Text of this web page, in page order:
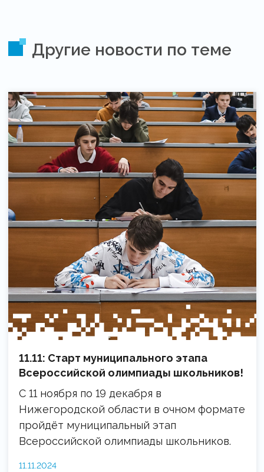
Другие новости по теме
11.11: Старт муниципального этапа
Всероссийской олимпиады школьников!
С 11 ноября по 19 декабря в
Нижегородской области в очном формате
пройдёт муниципальный этап
Всероссийской олимпиады школьников.
11.11.2024